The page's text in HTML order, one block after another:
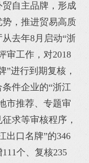
自主品牌，形成
，推进贸易高质
去年8月启动“浙
审工作，对2018
”进行到期复核，
件企业的“浙江
市推荐、专题审
求等审核程序，
出口名牌”的346
个、复核235